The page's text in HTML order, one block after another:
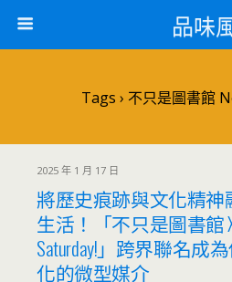
品味
Tags › 不只是圖書館
2025 年 1 月 17 日
將歷史痕跡與文化精神
生活！「不只是圖書館 X
Saturday!」跨界聯名成
化的微型媒介